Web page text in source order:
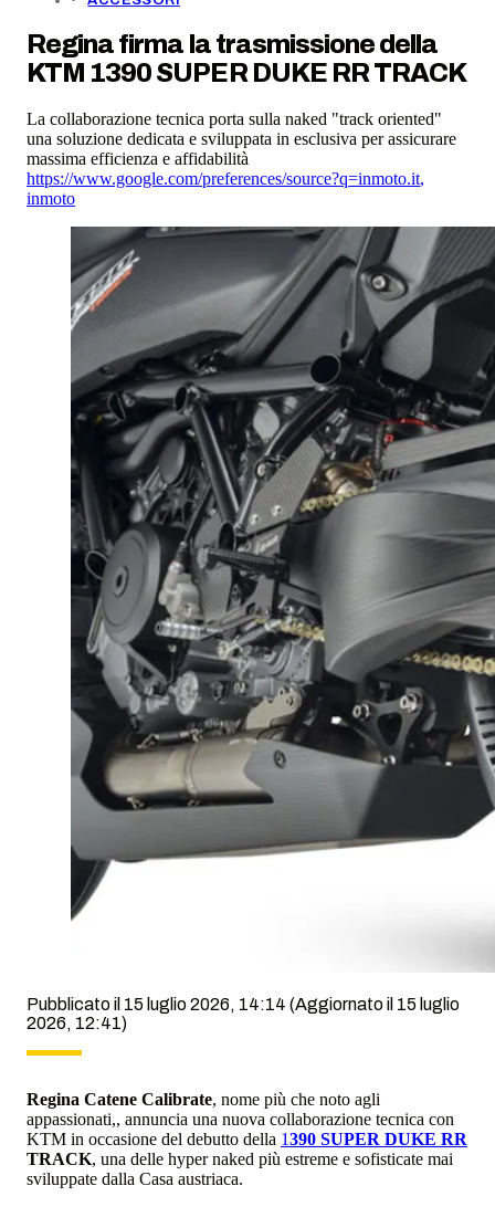
Regina firma la trasmissione della
KTM 1390 SUPER DUKE RR TRACK
La collaborazione tecnica porta sulla naked "track oriented"
una soluzione dedicata e sviluppata in esclusiva per assicurare
massima efficienza e affidabilità
https://www.google.com/preferences/source?q=inmoto.it,
inmoto
Pubblicato il 15 luglio 2026, 14:14 (Aggiornato il 15 luglio
2026, 12:41)
Regina Catene Calibrate, nome più che noto agli
appassionati,, annuncia una nuova collaborazione tecnica con
KTM in occasione del debutto della 1390 SUPER DUKE RR
TRACK, una delle hyper naked più estreme e sofisticate mai
sviluppate dalla Casa austriaca.